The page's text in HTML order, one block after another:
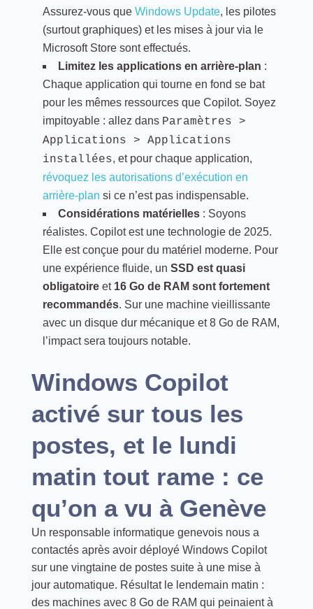
Assurez-vous que Windows Update, les pilotes
(surtout graphiques) et les mises à jour via le
Microsoft Store sont effectués.
Limitez les applications en arrière-plan :
Chaque application qui tourne en fond se bat
pour les mêmes ressources que Copilot. Soyez
impitoyable : allez dans Paramètres >
Applications > Applications
installées, et pour chaque application,
révoquez les autorisations d’exécution en
arrière-plan si ce n’est pas indispensable.
Considérations matérielles: Soyons
réalistes. Copilot est une technologie de 2025.
Elle est conçue pour du matériel moderne. Pour
une expérience fluide, un SSD est quasi
obligatoireet 16 Go de RAM sont fortement
recommandés. Sur une machine vieillissante
avec un disque dur mécanique et 8 Go de RAM,
l’impact sera toujours notable.
Windows Copilot
activé sur tous les
postes, et le lundi
matin tout rame : ce
qu’on a vu à Genève
Un responsable informatique genevois nous a
contactés après avoir déployé Windows Copilot
sur une vingtaine de postes suite à une mise à
jour automatique. Résultat le lendemain matin :
des machines avec 8 Go de RAM qui peinaient à